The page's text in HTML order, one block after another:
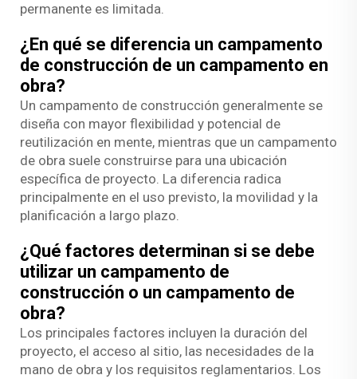
permanente es limitada.
¿En qué se diferencia un campamento
de construcción de un campamento en
obra?
Un campamento de construcción generalmente se
diseña con mayor flexibilidad y potencial de
reutilización en mente, mientras que un campamento
de obra suele construirse para una ubicación
específica de proyecto. La diferencia radica
principalmente en el uso previsto, la movilidad y la
planificación a largo plazo.
¿Qué factores determinan si se debe
utilizar un campamento de
construcción o un campamento de
obra?
Los principales factores incluyen la duración del
proyecto, el acceso al sitio, las necesidades de la
mano de obra y los requisitos reglamentarios. Los